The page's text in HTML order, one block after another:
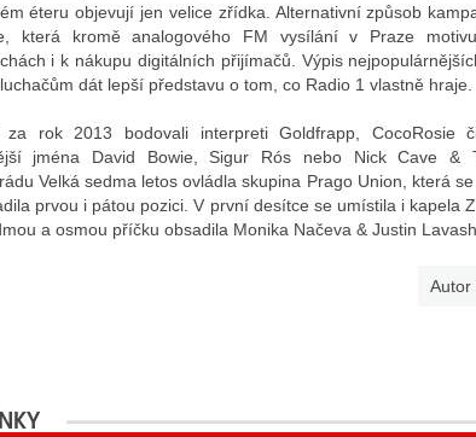
éteru objevují jen velice zřídka. Alternativní způsob
která kromě analogového FM vysílání v Praze
i k nákupu digitálních přijímačů. Výpis
dát lepší představu o tom, co Radio 1 vlastně hraje.
rok 2013 bodovali interpreti Goldfrapp, CocoRosie
jména David Bowie, Sigur Rós nebo Nick Cave &
Velká sedma letos ovládla skupina Prago Union, která
prvou i pátou pozici. V první desítce se umístila i kapela
a osmou příčku obsadila Monika Načeva & Justin Lavash.
Autor